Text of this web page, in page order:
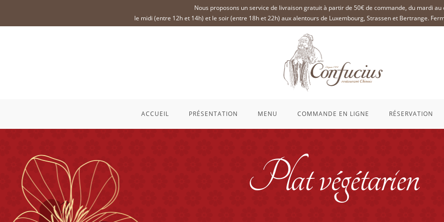
Nous proposons un service de livraison gratuit à partir de 50€ de commande, du mardi au
le midi (entre 12h et 14h) et le soir (entre 18h et 22h) aux alentours de Luxembourg, Strassen et Bertrange.
ACCUEIL PRÉSENTATION MENU COMMANDE EN LIGNE RÉSERVATION
Plat végétarien